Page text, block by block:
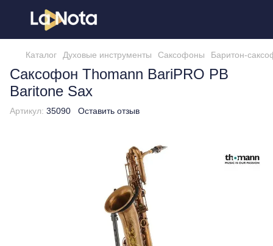
Каталог Духовые инструменты Саксофоны Баритон-
Саксофон Thomann BariPRO PB
Baritone Sax
Артикул: 35090 Оставить отзыв